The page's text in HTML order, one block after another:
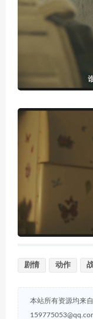
剧情 动作
本站所有资源均来